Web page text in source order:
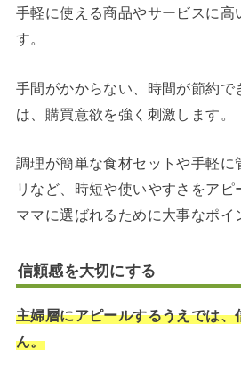
手軽に使える商品やサービスに高
す。
手間がかからない、時間が節約で
は、購買意欲を強く刺激します。
調理が簡単な食材セットや手軽に
リなど、時短や使いやすさをアピ
ママに選ばれるために大事なポイ
信頼感を大切にする
主婦層にアピールするうえでは、
ん。